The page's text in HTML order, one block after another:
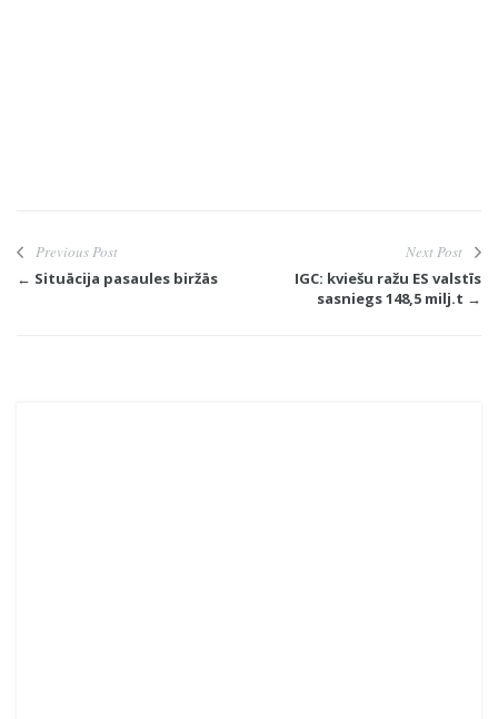
Previous Post
← Situācija pasaules biržās
Next Post
IGC: kviešu ražu ES valstīs
sasniegs 148,5 milj.t →